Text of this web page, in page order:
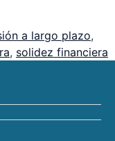
a largo plazo,
, solidez financiera